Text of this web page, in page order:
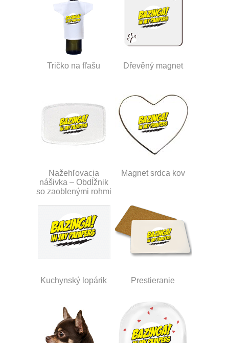
Tričko na fľašu Dřevěný magnet
Nažehľovacia
nášivka – Obdĺžnik
so zaoblenými rohmi
Magnet srdca kov
Kuchynský lopárik Prestieranie